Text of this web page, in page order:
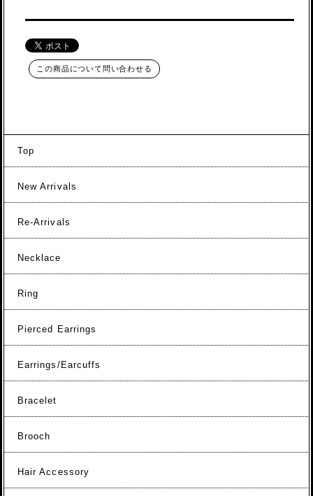
この商品について問い合わせる
Top
New Arrivals
Re-Arrivals
Necklace
Ring
Pierced Earrings
Earrings/Earcuffs
Bracelet
Brooch
Hair Accessory